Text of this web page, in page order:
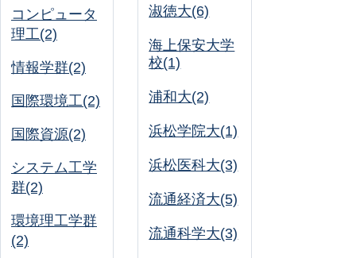
コンピュータ
理工(2)
情報学群(2)
国際環境工(2)
国際資源(2)
システム工学
群(2)
環境理工学群
(2)
淑徳大(6)
海上保安大学
校(1)
浦和大(2)
浜松学院大(1)
浜松医科大(3)
流通経済大(5)
流通科学大(3)